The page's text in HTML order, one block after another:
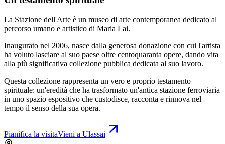
La Stazione dell'Arte è un museo di arte contemporanea dedicato al
percorso umano e artistico di Maria Lai.
Inaugurato nel 2006, nasce dalla generosa donazione con cui l'artista
ha voluto lasciare al suo paese oltre centoquaranta opere, dando vita
alla più significativa collezione pubblica dedicata al suo lavoro.
Questa collezione rappresenta un vero e proprio testamento
spirituale: un'eredità che ha trasformato un'antica stazione ferroviaria
in uno spazio espositivo che custodisce, racconta e rinnova nel
tempo il senso della sua opera.
Pianifica la visitaVieni a Ulassai